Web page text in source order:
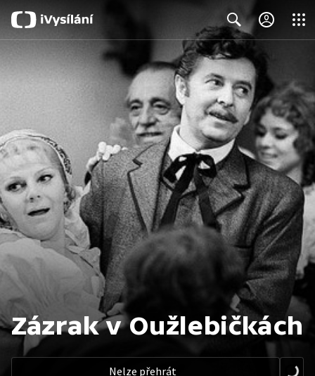
Search
Zázrak v Oužlebičkách
Nelze přehrát